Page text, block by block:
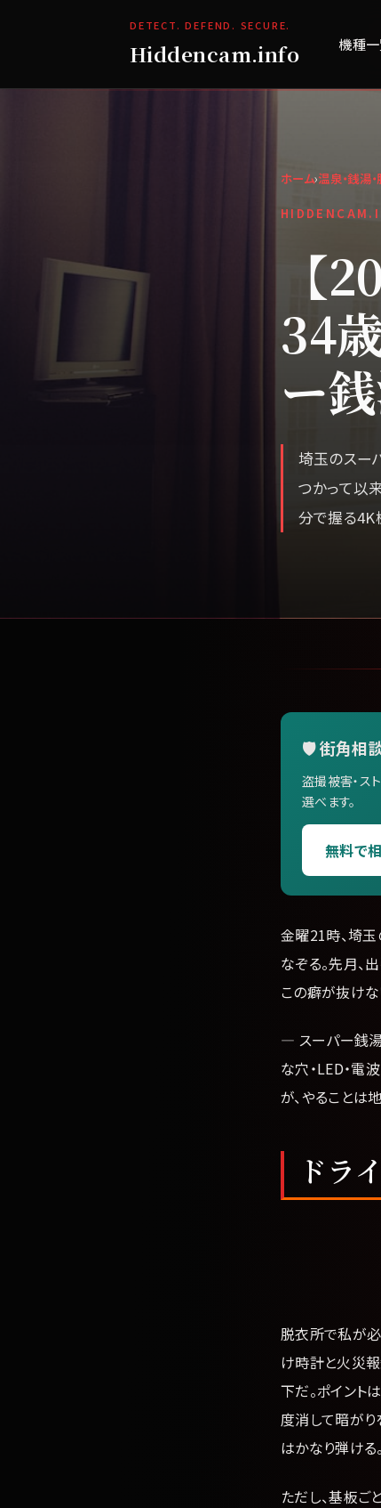
DETECT. DEFEND. SECURE.
Hiddencam.info 機種
ホーム›温泉・銭湯
【
34
ー
埼玉のスー
つかって以
分で握る4K
🛡️ 街角相
盗撮被害・ス
選べます。
無料で
金曜21時、埼
なぞる。先月
この癖が抜けな
— スーパー銭湯
な穴・LED・電
が、やることは
ドラ
脱衣所で私が
け時計と火災
下だ。ポイント
度消して暗がり
はかなり弾ける。
ただし、基板ご